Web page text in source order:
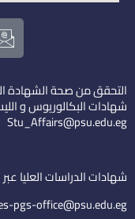
I
i
l
التحقق من صحة الشهادة
شهادات البكالوريوس و
Stu_Affairs@psu.edu.eg
شهادات الدراسات العليا عبر
pgs-office@psu.edu.eg